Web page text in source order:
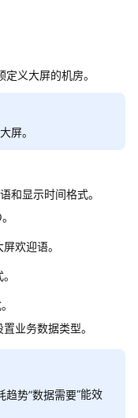
义大屏的机房。
屏。
和显示时间格式。
欢迎语。
置业务数据类型。
趋势”数据需要“能效